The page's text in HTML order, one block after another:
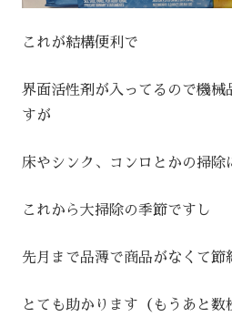
これが結構便利で
界面活性剤が入ってるので機械
すが
床やシンク、コンロとかの掃除
これから大掃除の季節ですし
先月まで品薄で商品がなくて節
とても助かります（もうあと数